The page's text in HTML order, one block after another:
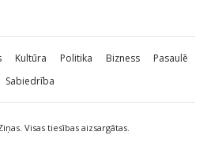
Kultūra Politika Bizness
Pasaulē
Sabiedrība
Visas tiesības aizsargātas.